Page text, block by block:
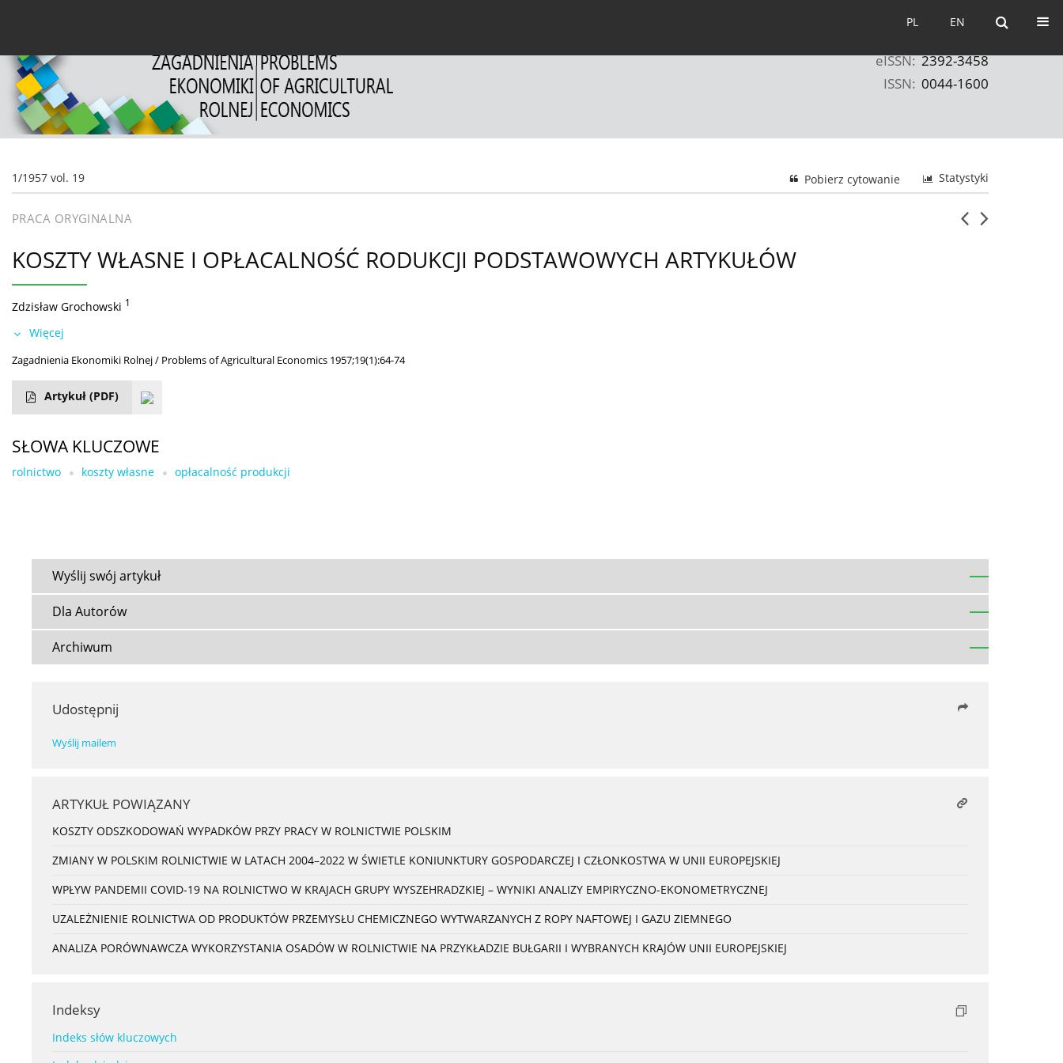
EN
PL EN
PL
eISSN: 2392-3458
ISSN: 0044-1600
1/1957 vol. 19 Statystyki
Pobierz cytowanie
PRACA ORYGINALNA
KOSZTY WŁASNE I OPŁACALNOŚĆ RODUKCJI PODSTAWOWYCH ARTYKUŁÓW
Zdzisław Grochowski 1
Więcej
Zagadnienia Ekonomiki Rolnej / Problems of Agricultural Economics 1957;19(1):64-74
Artykuł (PDF)
SŁOWA KLUCZOWE
rolnictwo koszty własne opłacalność produkcji
Wyślij swój artykuł
Dla Autorów
Archiwum
Udostępnij
Wyślij mailem
ARTYKUŁ POWIĄZANY
KOSZTY ODSZKODOWAŃ WYPADKÓW PRZY PRACY W ROLNICTWIE POLSKIM
ZMIANY W POLSKIM ROLNICTWIE W LATACH 2004–2022 W ŚWIETLE KONIUNKTURY GOSPODARCZEJ I CZŁONKOSTWA W UNII EUROPEJSKIEJ
WPŁYW PANDEMII COVID-19 NA ROLNICTWO W KRAJACH GRUPY WYSZEHRADZKIEJ – WYNIKI ANALIZY EMPIRYCZNO-EKONOMETRYCZNEJ
UZALEŻNIENIE ROLNICTWA OD PRODUKTÓW PRZEMYSŁU CHEMICZNEGO WYTWARZANYCH Z ROPY NAFTOWEJ I GAZU ZIEMNEGO
ANALIZA PORÓWNAWCZA WYKORZYSTANIA OSADÓW W ROLNICTWIE NA PRZYKŁADZIE BUŁGARII I WYBRANYCH KRAJÓW UNII EUROPEJSKIEJ
Indeksy
Indeks słów kluczowych